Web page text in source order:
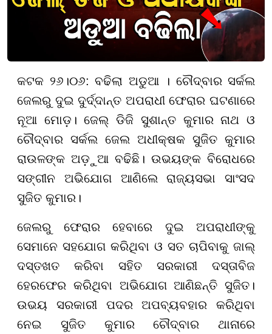
କଟକ ୨୬।୦୬: ବଢିଲା ଅଡୁଆ । ଚୌଦ୍ବାର ସର୍କଲ
ଜେଲରୁ ଦୁଇ ଦୁର୍ଦ୍ଦାନ୍ତ ଅପରାଧୀ ଫେରାର ଘଟଣାରେ
ନୂଆ ମୋଡ଼। ଜେଲ୍ ଡିଜି ସୁଶାନ୍ତ କୁମାର ନାଥ ଓ
ଚୌଦ୍ବାର ସର୍କଲ ଜେଲ ଅଧୀକ୍ଷକ ସୁଜିତ କୁମାର
ରାଉଳଙ୍କ ଅଡ଼ୁଆ ବଢିଛି। ଉଭୟଙ୍କ ବିରୋଧରେ
ସଙ୍ଗୀନ ଅଭିଯୋଗ ଆଣିଲେ ରାଜ୍ୟସଭା ସାଂସଦ
ସୁଜିତ କୁମାର।
ଜେଲରୁ ଫେରାର ହେବାରେ ଦୁଇ ଅପରାଧୀଙ୍କୁ
ସେମାନେ ସହଯୋଗ କରିଥିବା ଓ ସତ ଚାପିବାକୁ ଜାଲ୍
ଦସ୍ତଖତ କରିବା ସହିତ ସରକାରୀ ଦସ୍ତାବିଜ
ହେରଫେର କରିଥିବା ଅଭିଯୋଗ ଆଣିଛନ୍ତି ସୁଜିତ।
ଉଭୟ ସରକାରୀ ପଦର ଅପବ୍ୟବହାର କରିଥିବା
ନେଇ ସୁଜିତ କୁମାର ଚୌଦ୍ବାର ଥାନାରେ